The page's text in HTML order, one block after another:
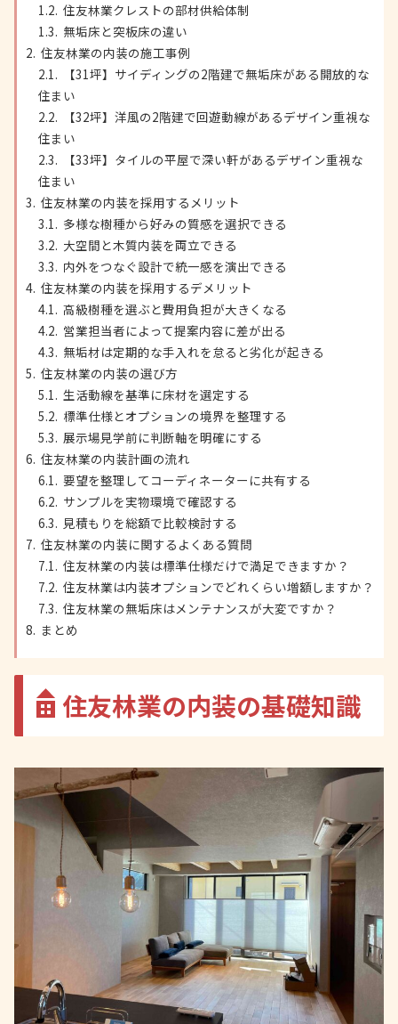
住友林業クレストの部材供給体制
無垢床と突板床の違い
住友林業の内装の施工事例
【31坪】サイディングの2階建で無垢床がある開放的な
住まい
【32坪】洋風の2階建で回遊動線があるデザイン重視な
住まい
【33坪】タイルの平屋で深い軒があるデザイン重視な
住まい
住友林業の内装を採用するメリット
多様な樹種から好みの質感を選択できる
大空間と木質内装を両立できる
内外をつなぐ設計で統一感を演出できる
住友林業の内装を採用するデメリット
高級樹種を選ぶと費用負担が大きくなる
営業担当者によって提案内容に差が出る
無垢材は定期的な手入れを怠ると劣化が起きる
住友林業の内装の選び方
生活動線を基準に床材を選定する
標準仕様とオプションの境界を整理する
展示場見学前に判断軸を明確にする
住友林業の内装計画の流れ
要望を整理してコーディネーターに共有する
サンプルを実物環境で確認する
見積もりを総額で比較検討する
住友林業の内装に関するよくある質問
住友林業の内装は標準仕様だけで満足できますか？
住友林業は内装オプションでどれくらい増額しますか？
住友林業の無垢床はメンテナンスが大変ですか？
まとめ
住友林業の内装の基礎知識